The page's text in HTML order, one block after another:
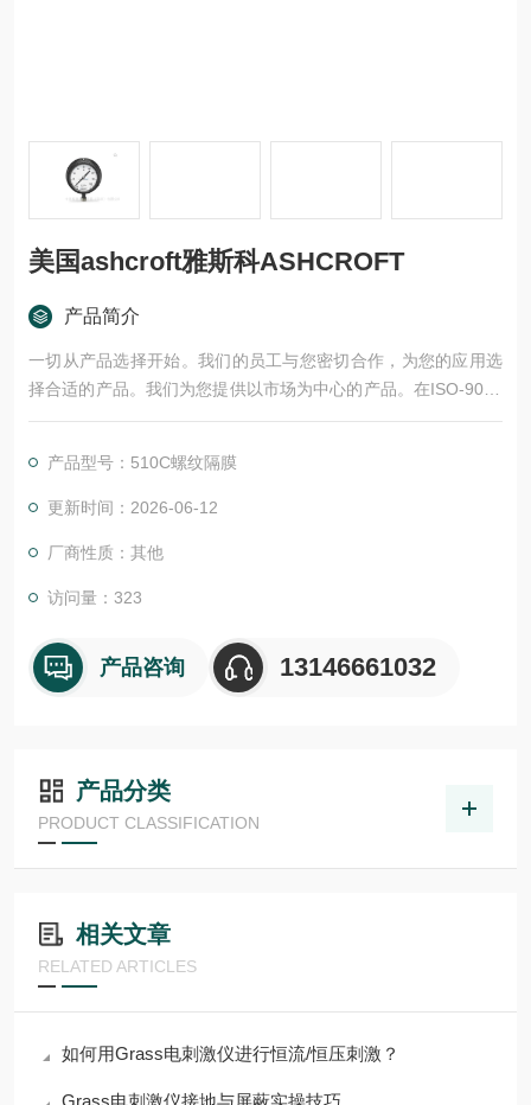
美国ashcroft雅斯科ASHCROFT
产品简介
一切从产品选择开始。我们的员工与您密切合作，为您的应用选
择合适的产品。我们为您提供以市场为中心的产品。在ISO-9001
认证的生产基地生产的产品，经过严格的测试和批准程序的验
您提供帮助。我们还为您提供工具来*您的项目:
尾流频率计算器 （WFC）美国ASHCROFT雅斯科美国ashcroft
产品型号：510C螺纹隔膜
更新时间：2026-06-12
厂商性质：其他
访问量：323
产品咨询 13146661032
产品分类
PRODUCT CLASSIFICATION
相关文章
RELATED ARTICLES
如何用Grass电刺激仪进行恒流/恒压刺激？
Grass电刺激仪接地与屏蔽实操技巧